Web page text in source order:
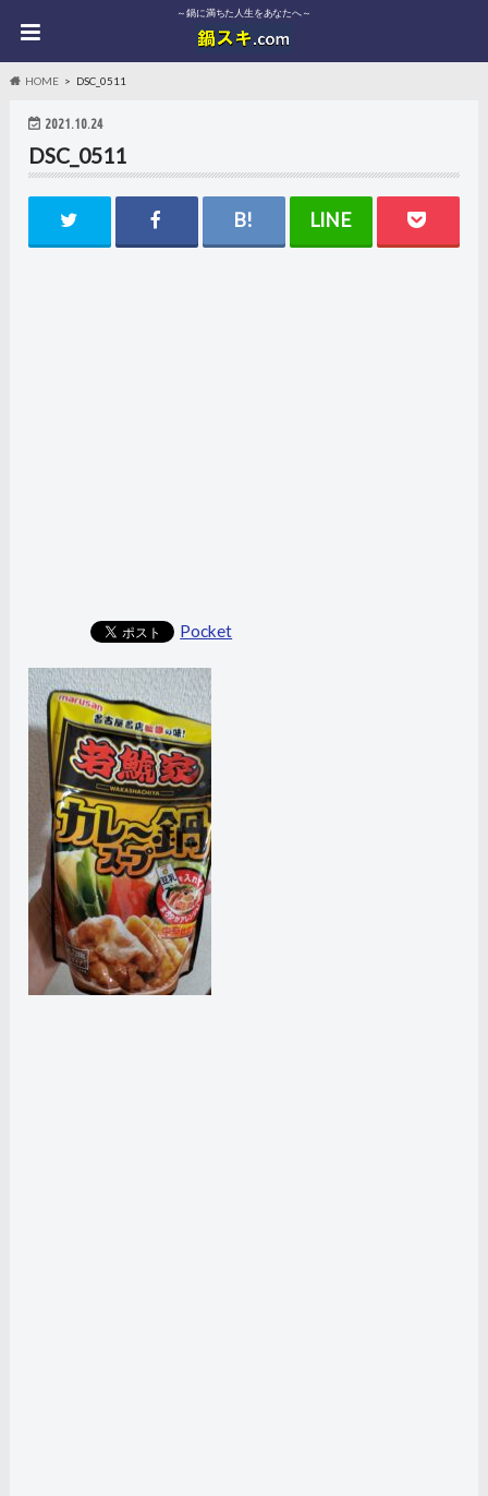
～鍋に満ちた人生をあなたへ～
HOME DSC_0511
2021.10.24
DSC_0511
Pocket